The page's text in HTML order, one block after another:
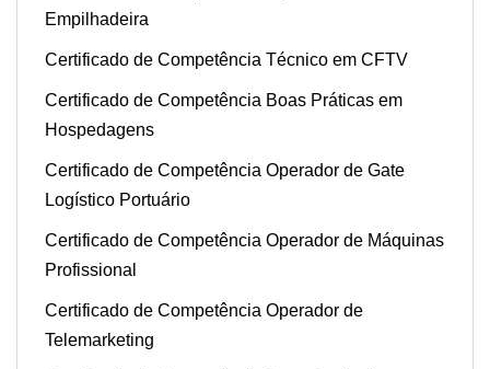
Empilhadeira
Certificado de Competência Técnico em CFTV
Certificado de Competência Boas Práticas em
Hospedagens
Certificado de Competência Operador de Gate
Logístico Portuário
Certificado de Competência Operador de Máquinas
Profissional
Certificado de Competência Operador de
Telemarketing